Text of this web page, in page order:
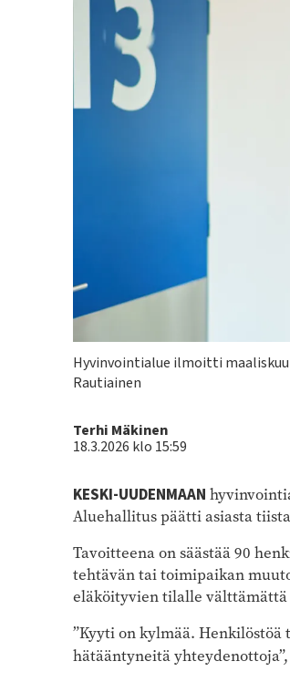
Kuvateksti
Hyvinvointialue ilmoitti
Rautiainen
Kirjoittaja
Terhi Mäkinen
18.3.2026 klo 15:59
KESKI-UUDENMAAN
Aluehallitus päätti asiasta
Tavoitteena on säästää 90
tehtävän tai toimipaikan
eläköityvien tilalle välttämättä
”Kyyti on kylmää.
hätääntyneitä